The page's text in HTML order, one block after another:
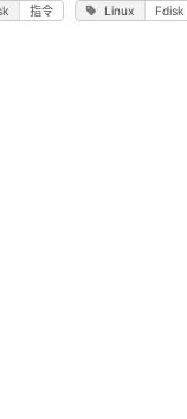
指令 Linux Fdisk